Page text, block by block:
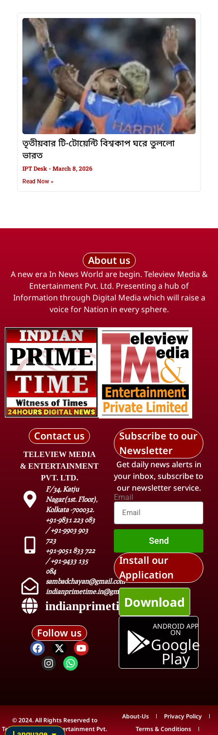
তৃতীয়বার টি-টোয়েন্টি বিশ্বকাপ ঘরে তুললো
ভারত
IPT Desk March 8, 2026
Read Now »
About us
A new era In News World are begin. Teleview Media &
Entertainment Pvt. Ltd. Presenting a hub of
Information through Digital Media which will raise a
voice for Nation in every sphere.
Contact us
TELEVIEW MEDIA
& ENTERTAINMENT
PVT. LTD.
F/34, Katju
Nagar(1st. Floor),
Kolkata -700032.
+91-9831 223 083
/ +91-9903 903
723
+91-9051 833 722
/ +91-9433 135
084
sambadchayan@gmail.com
indianprimetime.in@gmail.com
indianprimetime.in
Follow us
Subscribe to our
Newsletter
Get daily news alerts in
your inbox, subscribe to
our newsletter service.
Email
Send
Install our
Application
Download
ANDROID APP
ON
Google
Play
© 2024. All Rights Reserved to
Teleview Media & Entertainment Pvt.
About-Us
Privacy Policy
Terms & Conditions